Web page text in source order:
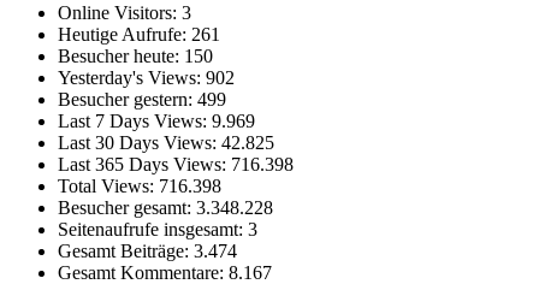
Online Visitors: 3
Heutige Aufrufe: 261
Besucher heute: 150
Yesterday's Views: 902
Besucher gestern: 499
Last 7 Days Views: 9.969
Last 30 Days Views: 42.825
Last 365 Days Views: 716.398
Total Views: 716.398
Besucher gesamt: 3.348.228
Seitenaufrufe insgesamt: 3
Gesamt Beiträge: 3.474
Gesamt Kommentare: 8.167